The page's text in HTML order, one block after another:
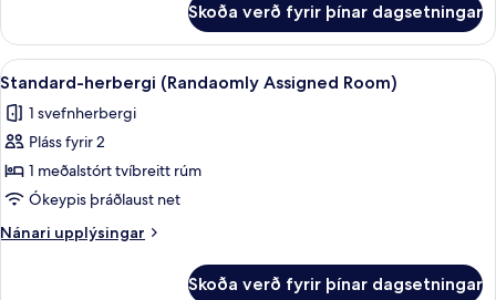
Queen
Bed,
Mountain
View
Double
Room,
1
Bed,
Mountain
Skoða verð fyrir þínar dagsetningar
Skoða
allar
myndir
fyrir
Standard-
herbergi
(Randaomly
Assigned
Myrkratjöld/-gardínur,
6
Standard-herbergi (Randaomly Assigned Room)
1 svefnherbergi
Pláss fyrir 2
1 meðalstórt tvíbreitt rúm
Ókeypis þráðlaust net
Nánari upplýsingar
Nánari
Skoða verð fyrir þínar dagsetningar